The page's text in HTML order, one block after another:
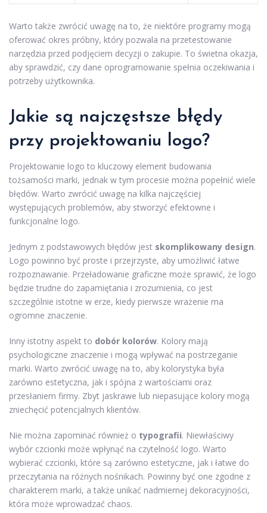
Warto także zwrócić uwagę na to, że niektóre programy mogą
oferować okres próbny, który pozwala na przetestowanie
narzędzia przed podjęciem decyzji o zakupie. To świetna okazja,
aby sprawdzić, czy dane oprogramowanie spełnia oczekiwania i
potrzeby użytkownika.
Jakie są najczęstsze błędy
przy projektowaniu logo?
Projektowanie logo to kluczowy element budowania
tożsamości marki, jednak w tym procesie można popełnić wiele
błędów. Warto zwrócić uwagę na kilka najczęściej
występujących problemów, aby stworzyć efektowne i
funkcjonalne logo.
Jednym z podstawowych błędów jest skomplikowany design.
Logo powinno być proste i przejrzyste, aby umożliwić łatwe
rozpoznawanie. Przeładowanie graficzne może sprawić, że logo
będzie trudne do zapamiętania i zrozumienia, co jest
szczególnie istotne w erze, kiedy pierwsze wrażenie ma
ogromne znaczenie.
Inny istotny aspekt to dobór kolorów. Kolory mają
psychologiczne znaczenie i mogą wpływać na postrzeganie
marki. Warto zwrócić uwagę na to, aby kolorystyka była
zarówno estetyczna, jak i spójna z wartościami oraz
przesłaniem firmy. Zbyt jaskrawe lub niepasujące kolory mogą
zniechęcić potencjalnych klientów.
Nie można zapominać również o typografii. Niewłaściwy
wybór czcionki może wpłynąć na czytelność logo. Warto
wybierać czcionki, które są zarówno estetyczne, jak i łatwe do
przeczytania na różnych nośnikach. Powinny być one zgodne z
charakterem marki, a także unikać nadmiernej dekoracyjności,
która może wprowadzać chaos.